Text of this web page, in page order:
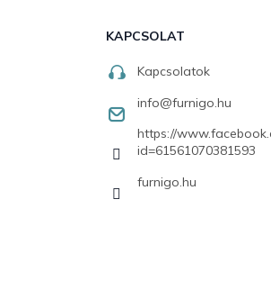
KAPCSOLAT
Kapcsolatok
info@furnigo.hu
https://
id=61561070381593
furnigo.hu